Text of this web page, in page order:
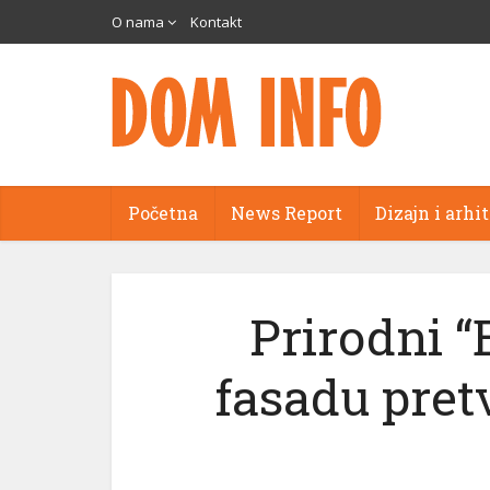
O nama Kontakt
Početna News Report Dizajn i
Prirodni
fasadu